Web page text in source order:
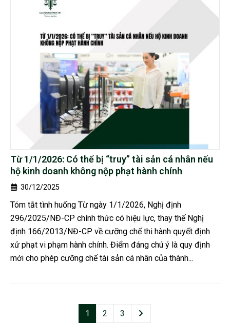
Từ 1/1/2026: Có thể bị “truy” tài sản cá nhân nếu
hộ kinh doanh không nộp phạt hành chính
30/12/2025
Tóm tắt tình huống Từ ngày 1/1/2026, Nghị định
296/2025/NĐ-CP chính thức có hiệu lực, thay thế Nghị
định 166/2013/NĐ-CP về cưỡng chế thi hành quyết định
xử phạt vi phạm hành chính. Điểm đáng chú ý là quy định
mới cho phép cưỡng chế tài sản cá nhân của thành...
1 2 3